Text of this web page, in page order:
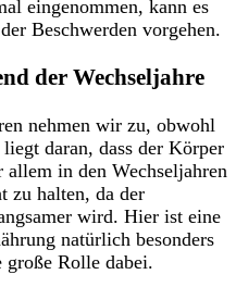
eingenommen, kann es
Beschwerden vorgehen.
der Wechseljahre
nehmen wir zu, obwohl
daran, dass der Körper
in den Wechseljahren
zu halten, da der
wird. Hier ist eine
natürlich besonders
Rolle dabei.